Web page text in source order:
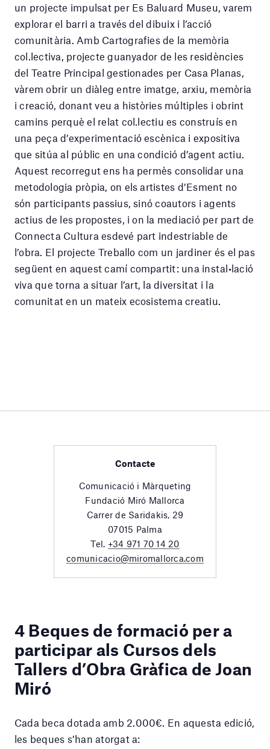
un projecte impulsat per Es Baluard Museu, varem
explorar el barri a través del dibuix i l’acció
comunitària. Amb Cartografies de la memòria
col.lectiva, projecte guanyador de les residències
del Teatre Principal gestionades per Casa Planas,
vàrem obrir un diàleg entre imatge, arxiu, memòria
i creació, donant veu a històries múltiples i obrint
camins perquè el relat col.lectiu es construís en
una peça d’experimentació escènica i expositiva
que sitúa al públic en una condició d’agent actiu.
Aquest recorregut ens ha permès consolidar una
metodologia pròpia, on els artistes d’Esment no
són participants passius, sinó coautors i agents
actius de les propostes, i on la mediació per part de
Connecta Cultura esdevé part indestriable de
l’obra. El projecte Treballo com un jardiner és el pas
següent en aquest camí compartit: una instal•lació
viva que torna a situar l’art, la diversitat i la
comunitat en un mateix ecosistema creatiu.
Contacte
Comunicació i Màrqueting
Fundació Miró Mallorca
Carrer de Saridakis, 29
07015 Palma
Tel. +34 971 70 14 20
comunicacio@miromallorca.com
4 Beques de formació per a
participar als Cursos dels
Tallers d’Obra Gràfica de Joan
Miró
Cada beca dotada amb 2.000€. En aquesta edició,
les beques s’han atorgat a: